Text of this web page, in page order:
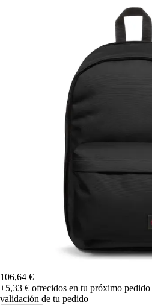
106,64 €
+5,33 € ofrecidos en tu próximo pedido
validación de tu pedido